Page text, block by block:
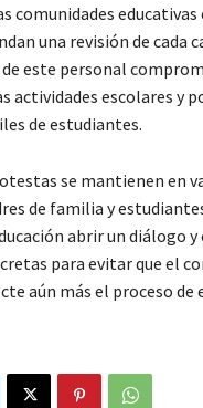
comunidades
una revisión de cada
de este personal
actividades escolares y
de estudiantes.
se mantienen en
de familia y
abrir un diálogo
para evitar que el
aún más el proceso de